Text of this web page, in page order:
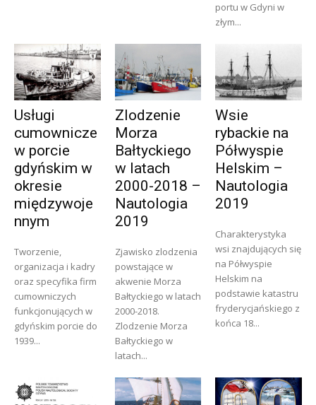
portu w Gdyni w
złym...
Usługi
cumownicze
w porcie
gdyńskim w
okresie
międzywoje
nnym
Tworzenie,
organizacja i kadry
oraz specyfika firm
cumowniczych
funkcjonujących w
gdyńskim porcie do
1939...
Zlodzenie
Morza
Bałtyckiego
w latach
2000-2018 –
Nautologia
2019
Zjawisko zlodzenia
powstające w
akwenie Morza
Bałtyckiego w latach
2000-2018.
Zlodzenie Morza
Bałtyckiego w
latach...
Wsie
rybackie na
Półwyspie
Helskim –
Nautologia
2019
Charakterystyka
wsi znajdujących się
na Półwyspie
Helskim na
podstawie katastru
fryderycjańskiego z
końca 18...